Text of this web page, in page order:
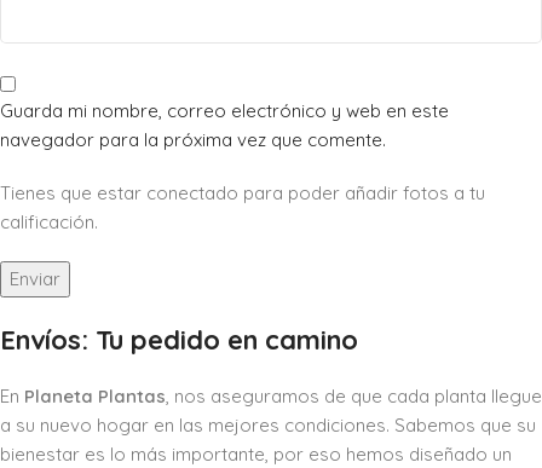
Guarda mi nombre, correo electrónico y web en este
navegador para la próxima vez que comente.
Tienes que estar conectado para poder añadir fotos a tu
calificación.
Envíos: Tu pedido en camino
En Planeta Plantas, nos aseguramos de que cada planta llegue
a su nuevo hogar en las mejores condiciones. Sabemos que su
bienestar es lo más importante, por eso hemos diseñado un